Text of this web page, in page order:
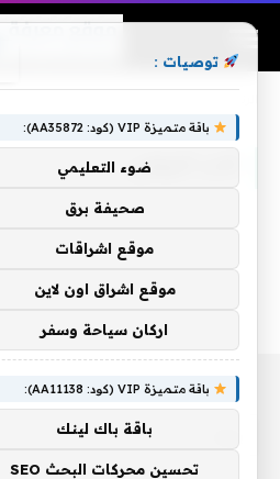
الاب الروحي
توصيات :
باقة متميزة VIP (كود: AA35872):
ضوء التعليمي
صحيفة برق
موقع اشراقات
موقع اشراق اون لاين
اركان سياحة وسفر
باقة متميزة VIP (كود: AA11138):
باقة باك لينك
تحسين محركات البحث SEO